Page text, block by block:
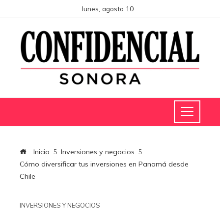
lunes, agosto 10
Inicio
Inversiones y negocios
Cómo diversificar tus inversiones en Panamá desde
Chile
INVERSIONES Y NEGOCIOS